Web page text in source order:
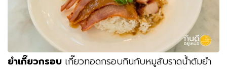
ยำเกี๊ยวกรอบ เกี๊ยวทอดกรอบกินกับหมูสับราดน้ำต้มยำ